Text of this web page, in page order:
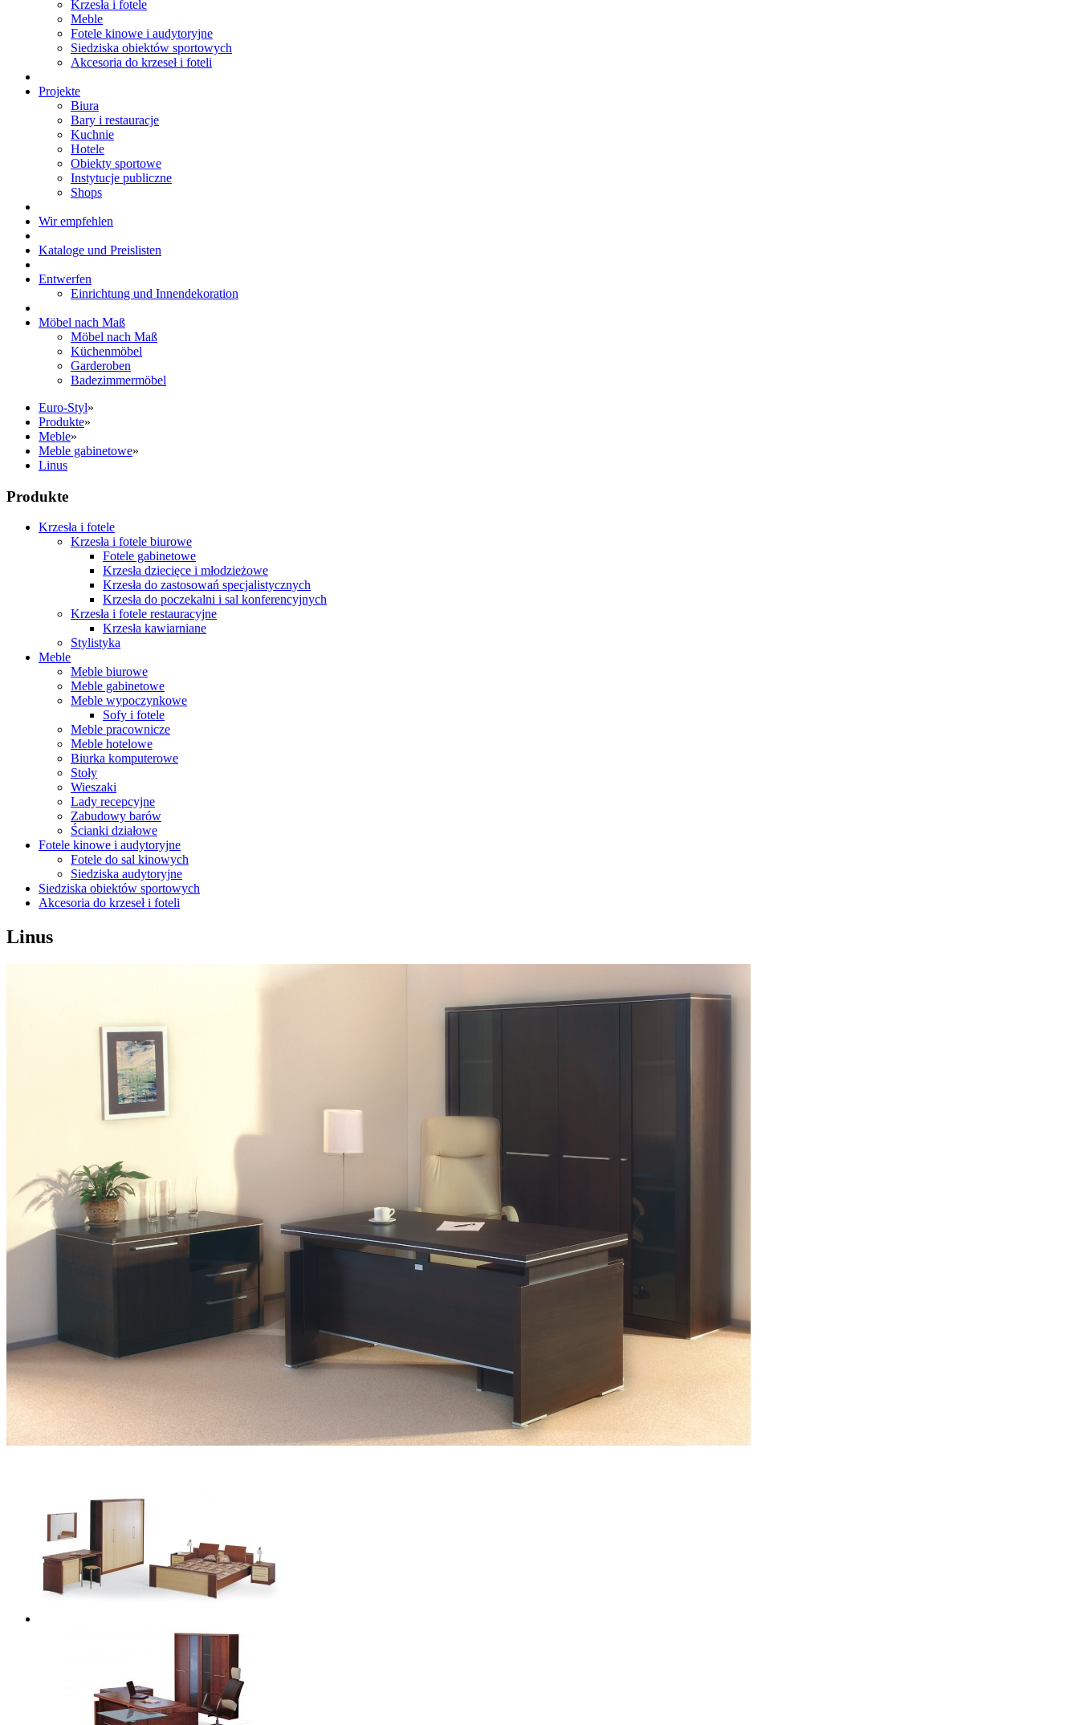
Krzesła i fotele
Meble
Fotele kinowe i audytoryjne
Siedziska obiektów sportowych
Akcesoria do krzeseł i foteli
Projekte
Biura
Bary i restauracje
Kuchnie
Hotele
Obiekty sportowe
Instytucje publiczne
Shops
Wir empfehlen
Kataloge und Preislisten
Entwerfen
Einrichtung und Innendekoration
Möbel nach Maß
Möbel nach Maß
Küchenmöbel
Garderoben
Badezimmermöbel
Euro-Styl»
Produkte»
Meble»
Meble gabinetowe»
Linus
Produkte
Krzesła i fotele
Krzesła i fotele biurowe
Fotele gabinetowe
Krzesła dziecięce i młodzieżowe
Krzesła do zastosowań specjalistycznych
Krzesła do poczekalni i sal konferencyjnych
Krzesła i fotele restauracyjne
Krzesła kawiarniane
Stylistyka
Meble
Meble biurowe
Meble gabinetowe
Meble wypoczynkowe
Sofy i fotele
Meble pracownicze
Meble hotelowe
Biurka komputerowe
Stoły
Wieszaki
Lady recepcyjne
Zabudowy barów
Ścianki działowe
Fotele kinowe i audytoryjne
Fotele do sal kinowych
Siedziska audytoryjne
Siedziska obiektów sportowych
Akcesoria do krzeseł i foteli
Linus